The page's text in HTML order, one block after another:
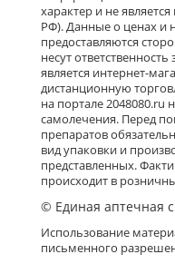
характер и не
РФ). Данные о ценах и
предоставляются
несут
является интернет-
дистанционную
на портале 2048080.ru
самолечения. Перед
препаратов
вид упаковки и
представленных.
происходит в
© Единая аптечная
Использование
письменного